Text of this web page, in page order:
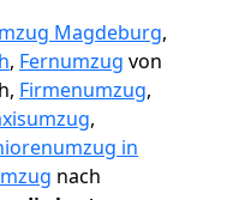
Magdeburg,
, Fernumzug von
Firmenumzug,
,
in
nach